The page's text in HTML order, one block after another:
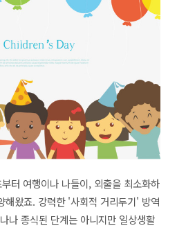
터 여행이나 나들이, 외출을 최소화하
해왔죠. 강력한 '사회적 거리두기' 방역
나 종식된 단계는 아니지만 일상생활